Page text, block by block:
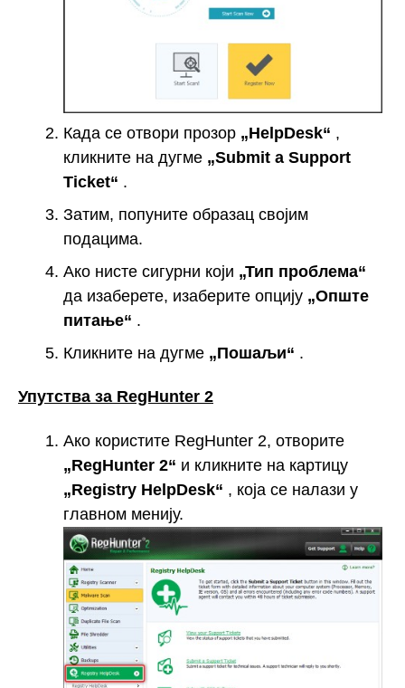
Када се отвори прозор „HelpDesk“ ,
кликните на дугме „Submit a Support
Ticket“ .
Затим, попуните образац својим
подацима.
Ако нисте сигурни који „Тип проблема“
да изаберете, изаберите опцију „Опште
питање“ .
Кликните на дугме „Пошаљи“ .
Упутства за RegHunter 2
Ако користите RegHunter 2, отворите
„RegHunter 2“ и кликните на картицу
„Registry HelpDesk“ , која се налази у
главном менију.